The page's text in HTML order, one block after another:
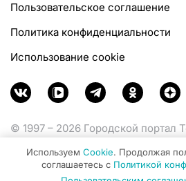
Пользовательское соглашение
Политика конфиденциальности
Использование cookie
© 1997 – 2026 Городской портал
Министерства цифрового
коммуникаций Российской
Используем Cookie. Продолжая
соглашаетесь с Политикой